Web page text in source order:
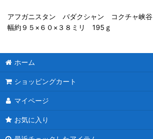
アフガニスタン バダクシャン コクチャ峡谷
幅約９５×６０×３８ミリ 195ｇ
ホーム
ショッピングカート
マイページ
お気に入り